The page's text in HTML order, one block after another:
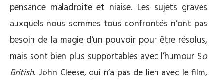
pensance maladroite et niaise. Les sujets graves
auxquels nous sommes tous confrontés n’ont pas
besoin de la magie d’un pouvoir pour être résolus,
mais sont bien plus supportables avec l’humour So
British. John Cleese, qui n’a pas de lien avec le film,